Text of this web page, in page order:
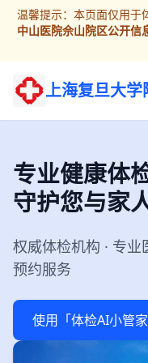
温馨提示：本页面仅用于
中山医院佘山院区公开信
上海复旦大
专业健康体
守护您与家
权威体检机构 · 专业
预约服务
使用「体检AI小管